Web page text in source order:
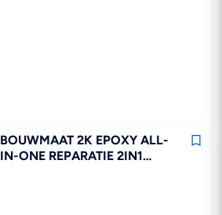
BOUWMAAT 2K EPOXY ALL-
IN-ONE REPARATIE 2IN1